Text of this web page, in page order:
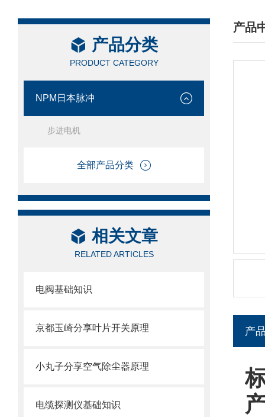
产品分类
PRODUCT CATEGORY
NPM日本脉冲
步进电机
全部产品分类
相关文章
RELATED ARTICLES
电阀基础知识
京都玉崎分享叶片开关原理
小丸子分享空气除尘器原理
电缆探测仪基础知识
产品
/
产